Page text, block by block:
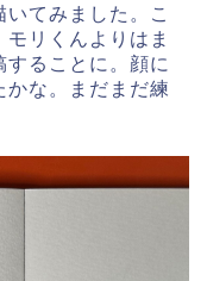
てみました。こ
リくんよりはま
することに。顔に
かな。まだまだ練